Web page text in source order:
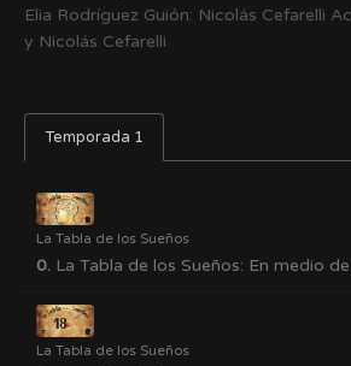
Elia Rodríguez Guión: Nicolás Cefarelli
y Nicolás Cefarelli
Temporada 1
La Tabla de los Sueños
0. La Tabla de los Sueños: En medio
La Tabla de los Sueños